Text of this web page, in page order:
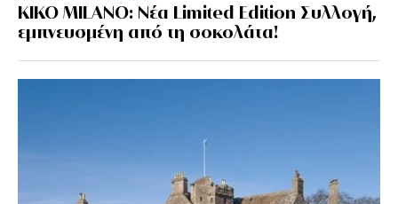
KIKO MILANO: Νέα Limited Edition Συλλογή,
εμπνευσμένη από τη σοκολάτα!